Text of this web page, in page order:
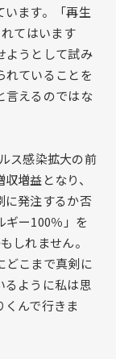
います。「再生
てはいます
ようとして試み
れていることを
言えるのではな
ス感染拡大の前
増益となり、
に発注するか否
ギー100％」を
しれません。
どこまで真剣に
るように私は思
くんで行きま